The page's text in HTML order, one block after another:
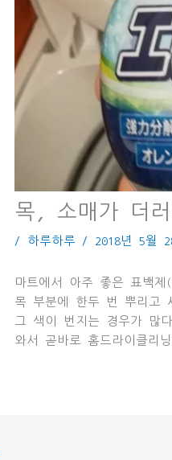
목, 소매가 더
/ 하루하루 / 2018년 5월
마트에서 아주 좋은 표백
목 부분에 한두 번 뿌리고
그 색이 번지는 경우가 많
와서 곧바로 홈드라이클리